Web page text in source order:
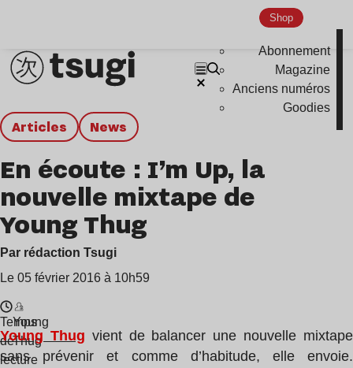
Shop
Abonnement
Magazine
Anciens numéros
Goodies
Articles news
En écoute : I’m Up, la
nouvelle mixtape de
Young Thug
Par rédaction Tsugi
Le 05 février 2016 à 10h59
Temps
de
lecture
Young
Thug
Young Thug vient de balancer une nouvelle mixtape
sans prévenir et comme d’habitude, elle envoie.